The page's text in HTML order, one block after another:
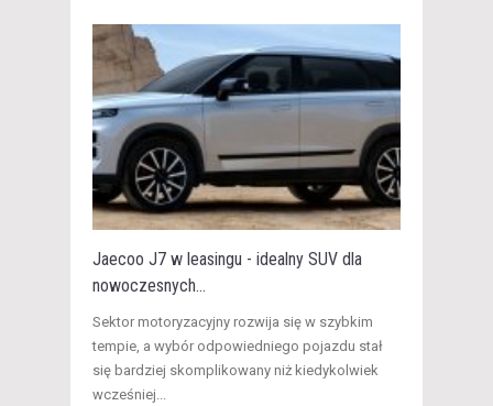
Jaecoo J7 w leasingu - idealny SUV dla
nowoczesnych...
Sektor motoryzacyjny rozwija się w szybkim
tempie, a wybór odpowiedniego pojazdu stał
się bardziej skomplikowany niż kiedykolwiek
wcześniej...